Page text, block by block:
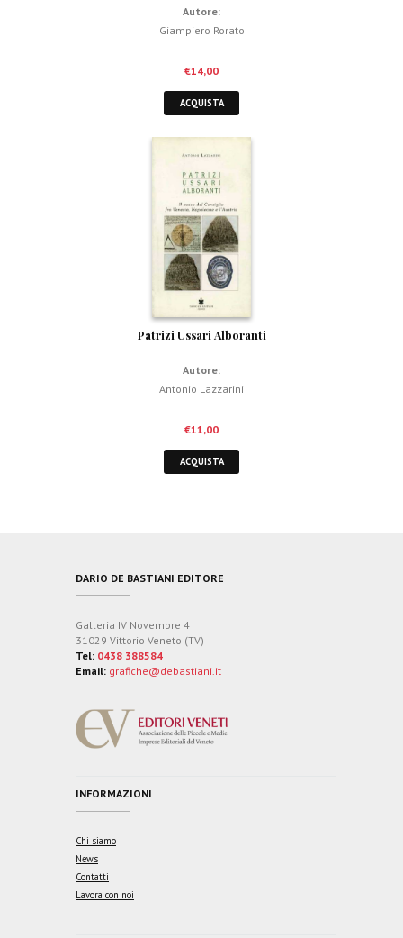
Autore:
Giampiero Rorato
€14,00
ACQUISTA
Patrizi Ussari Alboranti
Autore:
Antonio Lazzarini
€11,00
ACQUISTA
DARIO DE BASTIANI EDITORE
Galleria IV Novembre 4
31029 Vittorio Veneto (TV)
Tel: 0438 388584
Email: grafiche@debastiani.it
INFORMAZIONI
Chi siamo
News
Contatti
Lavora con noi